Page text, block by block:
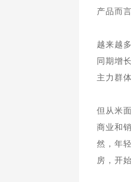
产品而
越来越
同期增
主力群体
但从米
商业和
然，年
房，开